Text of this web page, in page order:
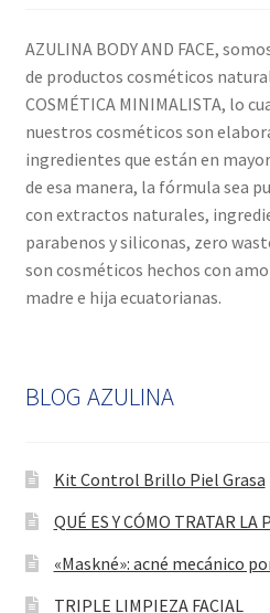
AZULINA BODY AND FACE,
de productos cosméticos
COSMÉTICA MINIMALISTA, lo
nuestros cosméticos son
ingredientes que están en
de esa manera, la fórmula sea
con extractos naturales,
parabenos y siliconas, zero
son cosméticos hechos con
madre e hija ecuatorianas.
BLOG AZULINA
Kit Control Brillo Piel Grasa
QUÉ ES Y CÓMO TRATAR LA
«Maskné»: acné mecánico
TRIPLE LIMPIEZA FACIAL